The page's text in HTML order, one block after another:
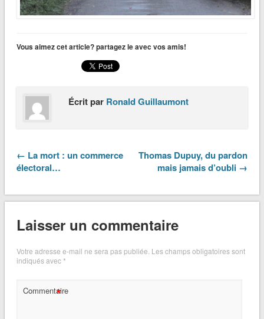
Vous aimez cet article? partagez le avec vos amis!
Écrit par Ronald Guillaumont
← La mort : un commerce
électoral…
Thomas Dupuy, du pardon
mais jamais d’oubli →
Laisser un commentaire
Votre adresse e-mail ne sera pas publiée. Les champs obligatoires sont
indiqués avec*
Commentaire
*